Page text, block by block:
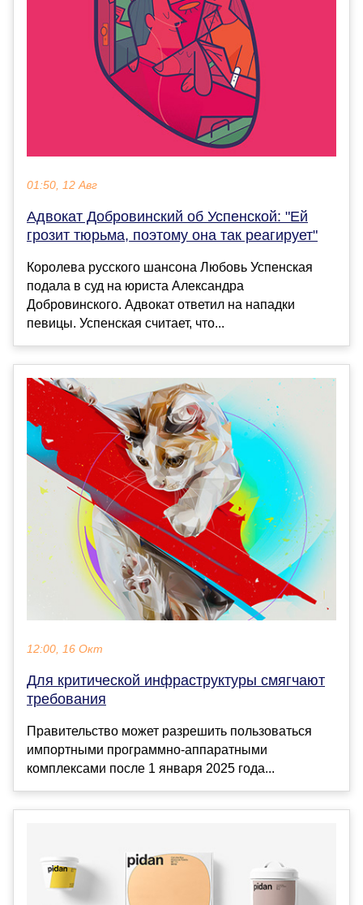
01:50, 12 Авг
Адвокат Добровинский об Успенской: "Ей
грозит тюрьма, поэтому она так реагирует"
Королева русского шансона Любовь Успенская
подала в суд на юриста Александра
Добровинского. Адвокат ответил на нападки
певицы. Успенская считает, что...
12:00, 16 Окт
Для критической инфраструктуры смягчают
требования
Правительство может разрешить пользоваться
импортными программно-аппаратными
комплексами после 1 января 2025 года...